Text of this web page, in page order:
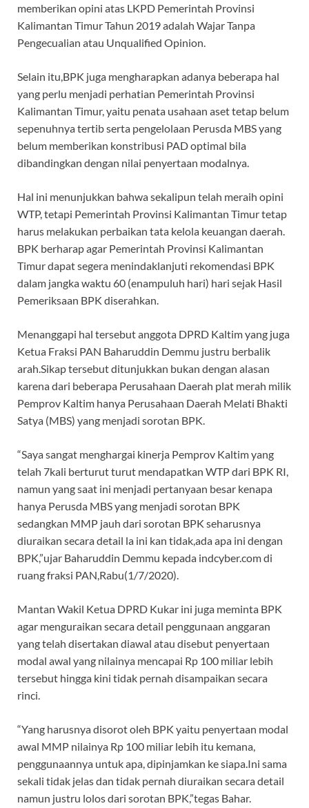
memberikan opini atas LKPD Pemerintah Provinsi
Kalimantan Timur Tahun 2019 adalah Wajar Tanpa
Pengecualian atau Unqualified Opinion.
Selain itu,BPK juga mengharapkan adanya beberapa hal
yang perlu menjadi perhatian Pemerintah Provinsi
Kalimantan Timur, yaitu penata usahaan aset tetap belum
sepenuhnya tertib serta pengelolaan Perusda MBS yang
belum memberikan konstribusi PAD optimal bila
dibandingkan dengan nilai penyertaan modalnya.
Hal ini menunjukkan bahwa sekalipun telah meraih opini
WTP, tetapi Pemerintah Provinsi Kalimantan Timur tetap
harus melakukan perbaikan tata kelola keuangan daerah.
BPK berharap agar Pemerintah Provinsi Kalimantan
Timur dapat segera menindaklanjuti rekomendasi BPK
dalam jangka waktu 60 (enampuluh hari) hari sejak Hasil
Pemeriksaan BPK diserahkan.
Menanggapi hal tersebut anggota DPRD Kaltim yang juga
Ketua Fraksi PAN Baharuddin Demmu justru berbalik
arah.Sikap tersebut ditunjukkan bukan dengan alasan
karena dari beberapa Perusahaan Daerah plat merah milik
Pemprov Kaltim hanya Perusahaan Daerah Melati Bhakti
Satya (MBS) yang menjadi sorotan BPK.
“Saya sangat menghargai kinerja Pemprov Kaltim yang
telah 7kali berturut turut mendapatkan WTP dari BPK RI,
namun yang saat ini menjadi pertanyaan besar kenapa
hanya Perusda MBS yang menjadi sorotan BPK
sedangkan MMP jauh dari sorotan BPK seharusnya
diuraikan secara detail la ini kan tidak,ada apa ini dengan
BPK,”ujar Baharuddin Demmu kepada indcyber.com di
ruang fraksi PAN,Rabu(1/7/2020).
Mantan Wakil Ketua DPRD Kukar ini juga meminta BPK
agar menguraikan secara detail penggunaan anggaran
yang telah disertakan diawal atau disebut penyertaan
modal awal yang nilainya mencapai Rp 100 miliar lebih
tersebut hingga kini tidak pernah disampaikan secara
rinci.
“Yang harusnya disorot oleh BPK yaitu penyertaan modal
awal MMP nilainya Rp 100 miliar lebih itu kemana,
penggunaannya untuk apa, dipinjamkan ke siapa.Ini sama
sekali tidak jelas dan tidak pernah diuraikan secara detail
namun justru lolos dari sorotan BPK,”tegas Bahar.